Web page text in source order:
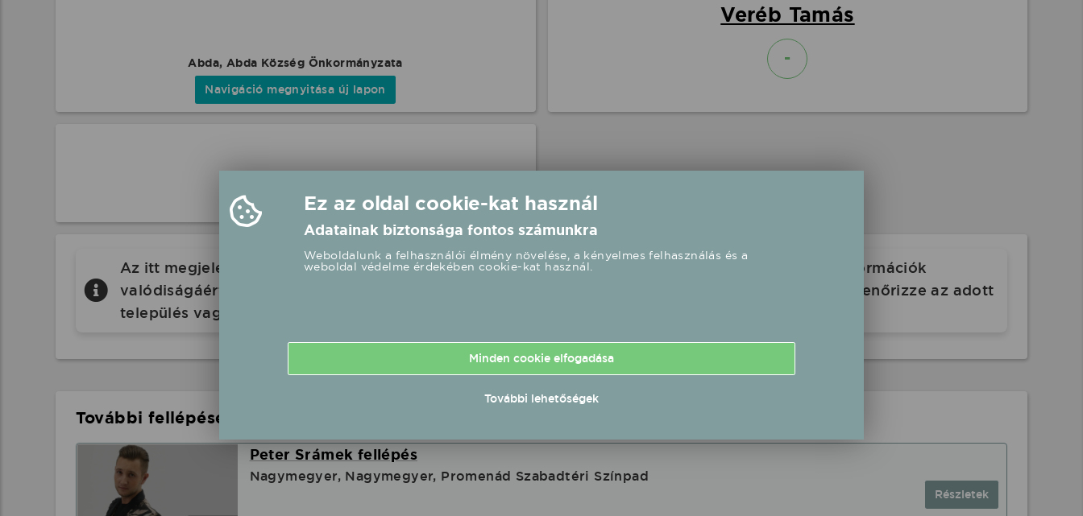
Abda, Abda Község Önkormányzata
Navigáció megnyitása új lapon
Veréb Tamás
-
Az itt megjelenő eseményeket a produkció, vagy annak képviselője rögzítette. Az oldalon lévő információk
valódiságáért a Koncertbooking.com ennek kapcsán felelősséget nem tud vállalni. Indulás előtt ellenőrizze az adott
település vagy eseményhelyszín oldalán is a rendezvény paramétereit.
További fellépések a közelben
Peter Srámek fellépés
Nagymegyer, Nagymegyer, Promenád Szabadtéri Színpad
Részletek
Ez az oldal cookie-kat használ
Adatainak biztonsága fontos számunkra
Weboldalunk a felhasználói élmény növelése, a kényelmes felhasználás és a
weboldal védelme érdekében cookie-kat használ.
Minden cookie elfogadása
További lehetőségek